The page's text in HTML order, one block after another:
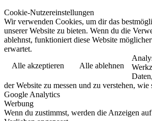
Cookie-Nutzereinstellungen
Wir verwenden Cookies, um dir das
unserer Website zu bieten. Wenn du die
ablehnst, funktioniert diese Website
erwartet.
Alle akzeptieren
Alle ablehnen
der Website zu messen und zu verstehen,
Google Analytics
Werbung
Wenn du zustimmst, werden die Anzeigen